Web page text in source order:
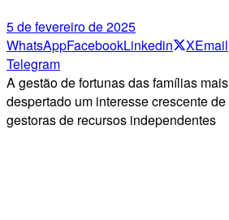
5 de fevereiro de 2025
WhatsAppFacebookLinkedin XEmail
Telegram
A gestão de fortunas das famílias
despertado um interesse crescente
gestoras de recursos independentes